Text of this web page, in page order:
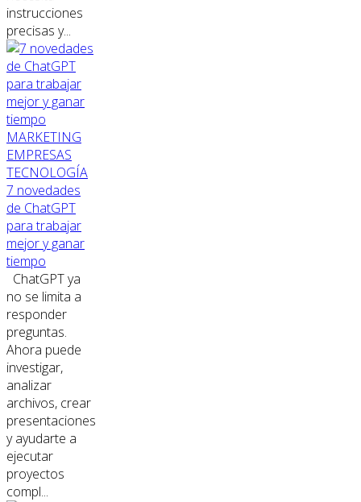
instrucciones
precisas y...
MARKETING
EMPRESAS
TECNOLOGÍA
7 novedades
de ChatGPT
para trabajar
mejor y ganar
tiempo
ChatGPT ya
no se limita a
responder
preguntas.
Ahora puede
investigar,
analizar
archivos, crear
presentaciones
y ayudarte a
ejecutar
proyectos
compl...